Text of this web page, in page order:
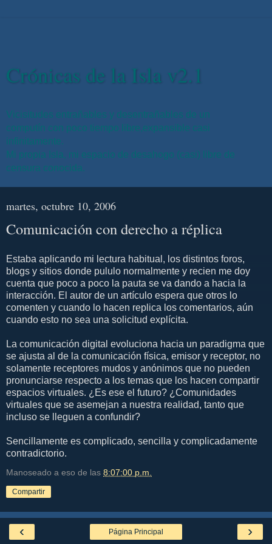
Crónicas de la Isla v2.1
Vicisitudes entrañables y desentrañables de un
computín con poco tiempo libre,expansible casi
infinitamente.
Mi propia Isla, mi espacio de desahogo (casi) libre de
censura conocida.
martes, octubre 10, 2006
Comunicación con derecho a réplica
Estaba aplicando mi lectura habitual, los distintos foros,
blogs y sitios donde pululo normalmente y recien me doy
cuenta que poco a poco la pauta se va dando a hacia la
interacción. El autor de un artículo espera que otros lo
comenten y cuando lo hacen replica los comentarios, aún
cuando esto no sea una solicitud explícita.
La comunicación digital evoluciona hacia un paradigma que
se ajusta al de la comunicación física, emisor y receptor, no
solamente receptores mudos y anónimos que no pueden
pronunciarse respecto a los temas que los hacen compartir
espacios virtuales. ¿Es ese el futuro? ¿Comunidades
virtuales que se asemejan a nuestra realidad, tanto que
incluso se lleguen a confundir?
Sencillamente es complicado, sencilla y complicadamente
contradictorio.
Manoseado a eso de las 8:07:00 p.m.
Compartir
‹ ›
Página Principal